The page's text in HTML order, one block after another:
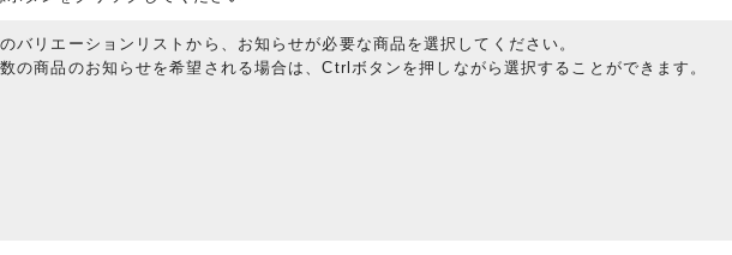
バリエーションリストから、お知らせが必要な商品を選択してください。
の商品のお知らせを希望される場合は、Ctrlボタンを押しながら選択することができます。